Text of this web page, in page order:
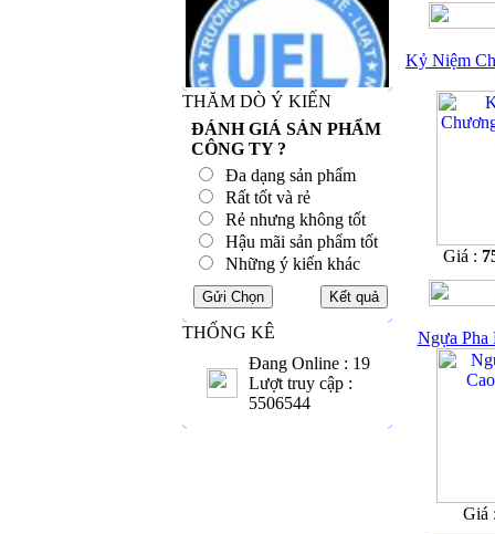
THĂM DÒ Ý KIẾN
ĐÁNH GIÁ SẢN PHẨM
CÔNG TY ?
Đa dạng sản phẩm
Rất tốt và rẻ
Rẻ nhưng không tốt
Hậu mãi sản phẩm tốt
Những ý kiến khác
THỐNG KÊ
Đang Online : 19
Lượt truy cập :
5506544
Kỷ Niệm
Giá :
Ngựa Pha
Giá :